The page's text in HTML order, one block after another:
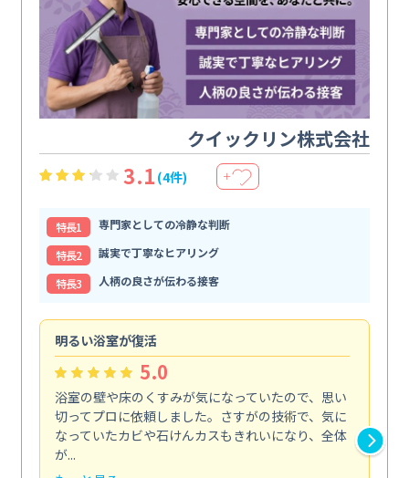
クイックリン株式会社
3.1 (4件) ＋
特⻑1
専門家としての冷静な判断
特⻑2
誠実で丁寧なヒアリング
特⻑3
人柄の良さが伝わる接客
明るい浴室が復活
5.0
浴室の壁や床のくすみが気になっていたので、思い
切ってプロに依頼しました。さすがの技術で、気に
なっていたカビや石けんカスもきれいになり、全体
が...